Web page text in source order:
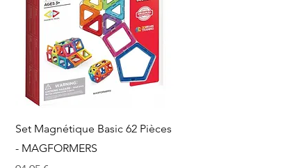
Aperçu rapide
Set Magnétique Basic 62 Pièces
- MAGFORMERS